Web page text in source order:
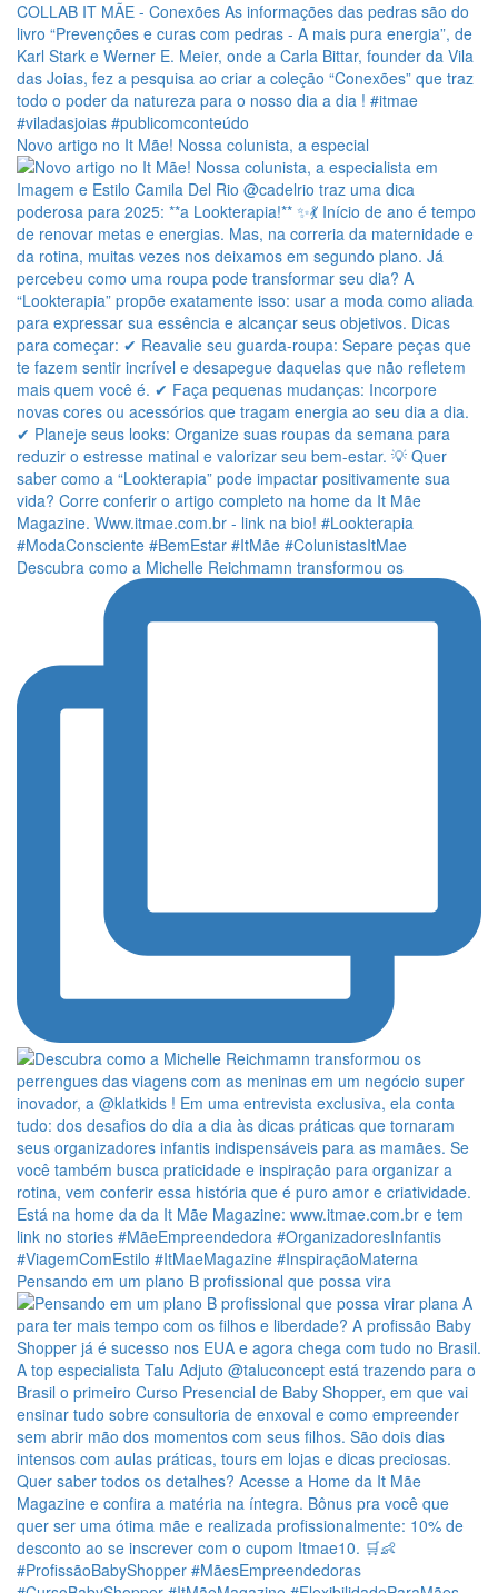
Novo artigo no It Mãe! Nossa colunista, a especial
Descubra como a Michelle Reichmamn transformou os
Pensando em um plano B profissional que possa vira